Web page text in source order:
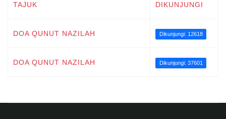
TAJUK DIKUNJUNGI
DOA QUNUT NAZILAH Dikunjungi: 12618
DOA QUNUT NAZILAH Dikunjungi: 37601